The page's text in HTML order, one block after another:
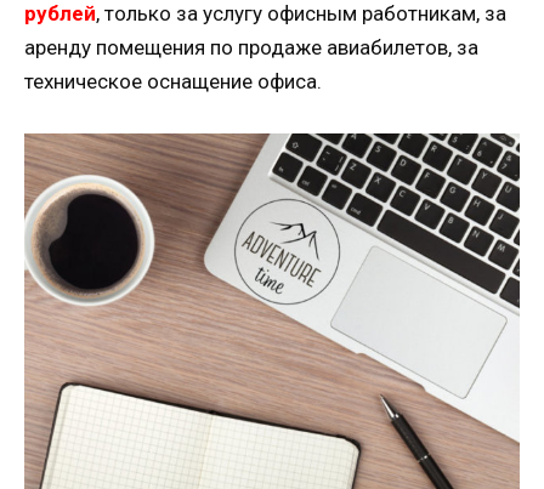
рублей, только за услугу офисным работникам, за
аренду помещения по продаже авиабилетов, за
техническое оснащение офиса.